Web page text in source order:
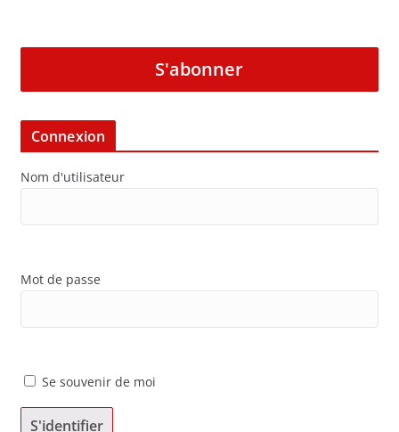
S'abonner
Connexion
Nom d'utilisateur
Mot de passe
Se souvenir de moi